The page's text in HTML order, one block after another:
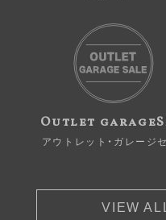
Outlet
アウトレット・ガレージ
VIEW